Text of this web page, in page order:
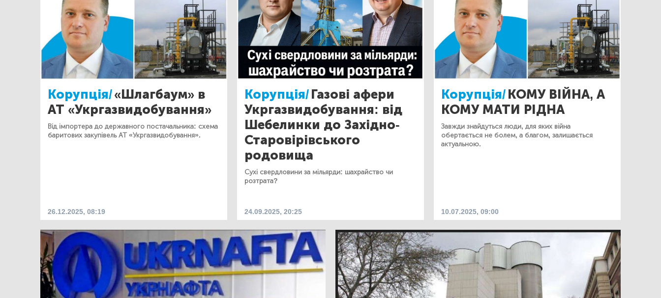
Корупція/«Шлагбаум» в
АТ «Укргазвидобування»
Від імпортера до державного постачальника: схема
баритових закупівель АТ «Укргазвидобування».
26.12.2025, 08:19
Корупція/Газові афери
Укргазвидобування: від
Шебелинки до Західно-
Старовірівського
родовища
Сухі свердловини за мільярди: шахрайство чи
розтрата?
24.09.2025, 20:25
Корупція/КОМУ ВІЙНА, А
КОМУ МАТИ РІДНА
Завжди знайдуться люди, для яких війна
обертається не болем, а благом, залишається
актуальною.
10.07.2025, 09:00